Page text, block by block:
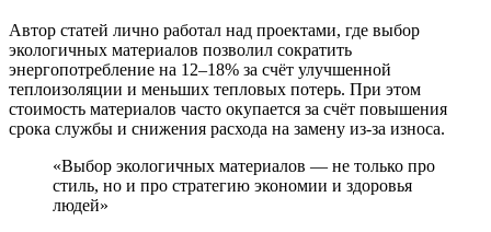
Автор статей лично работал над проектами, где выбор
экологичных материалов позволил сократить
энергопотребление на 12–18% за счёт улучшенной
теплоизоляции и меньших тепловых потерь. При этом
стоимость материалов часто окупается за счёт повышения
срока службы и снижения расхода на замену из-за износа.
«Выбор экологичных материалов — не только про
стиль, но и про стратегию экономии и здоровья
людей»